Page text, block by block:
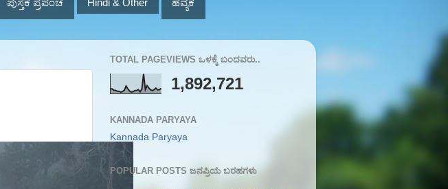
ಪುಸ್ತಕ ಪ್ರಪಂಚ Hindi & Other ಹವ್ಯಕ
TOTAL PAGEVIEWS ಒಳಕ್ಕೆ ಬಂದವರು..
1,892,721
KANNADA PARYAYA
Kannada Paryaya
POPULAR POSTS ಜನಪ್ರಿಯ ಬರಹಗಳು